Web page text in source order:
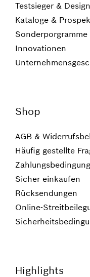
Testsieger &
Kataloge &
Sonderporgramme
Innovationen
Shop
AGB &
Häufig gestellte
Sicher einkaufen
Rücksendungen
Online-
Highlights